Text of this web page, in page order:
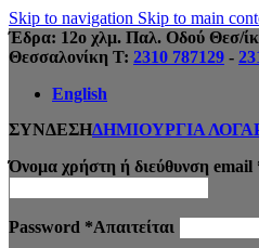
Skip to navigation Skip to main
Έδρα: 12ο χλμ. Παλ. Οδού Θεσ/
Θεσσαλονίκη Τ: 2310 787129 -
English
ΣΥΝΔΕΣΗΔΗΜΙΟΥΡΓΙΑ
Όνομα χρήστη ή διεύθυνση email
Password *Απαιτείται